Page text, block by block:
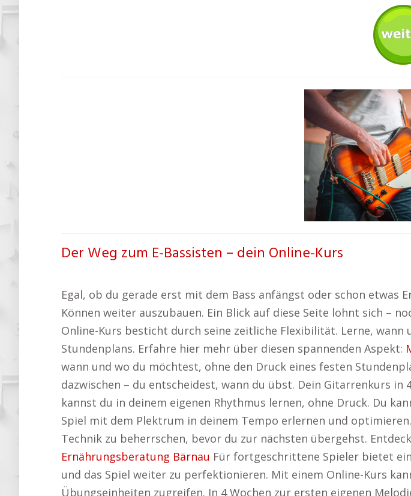
Der Weg zum E-Bassisten – dein Online-Kurs
Egal, ob du gerade erst mit dem Bass anfängst oder schon
Können weiter auszubauen. Ein Blick auf diese Seite lohnt sich –
Online-Kurs besticht durch seine zeitliche Flexibilität. Lerne,
Stundenplans. Erfahre hier mehr über diesen spannenden Aspekt:
wann und wo du möchtest, ohne den Druck eines festen
dazwischen – du entscheidest, wann du übst. Dein Gitarrenkurs
kannst du in deinem eigenen Rhythmus lernen, ohne Druck. Du
Spiel mit dem Plektrum in deinem Tempo erlernen und
Technik zu beherrschen, bevor du zur nächsten übergehst.
Ernährungsberatung Bärnau Für fortgeschrittene Spieler bietet
und das Spiel weiter zu perfektionieren. Mit einem Online-Kurs
Übungseinheiten zugreifen. In 4 Wochen zur ersten eigenen